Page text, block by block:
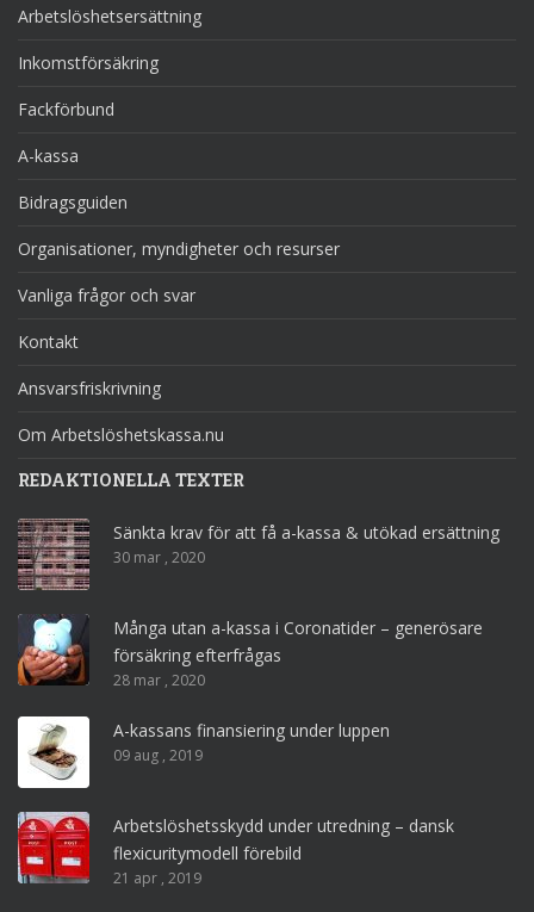
Arbetslöshetsersättning
Inkomstförsäkring
Fackförbund
A-kassa
Bidragsguiden
Organisationer, myndigheter och resurser
Vanliga frågor och svar
Kontakt
Ansvarsfriskrivning
Om Arbetslöshetskassa.nu
REDAKTIONELLA TEXTER
Sänkta krav för att få a-kassa & utökad ersättning
30 mar , 2020
Många utan a-kassa i Coronatider – generösare
försäkring efterfrågas
28 mar , 2020
A-kassans finansiering under luppen
09 aug , 2019
Arbetslöshetsskydd under utredning – dansk
flexicuritymodell förebild
21 apr , 2019